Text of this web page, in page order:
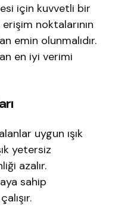
için kuvvetli bir
noktalarının
emin olunmalıdır.
en iyi verimi
uygun ışık
yetersiz
azalır.
sahip